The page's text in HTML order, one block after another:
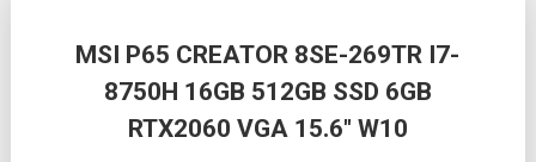
MSI P65 CREATOR 8SE-269TR I7-
8750H 16GB 512GB SSD 6GB
RTX2060 VGA 15.6″ W10